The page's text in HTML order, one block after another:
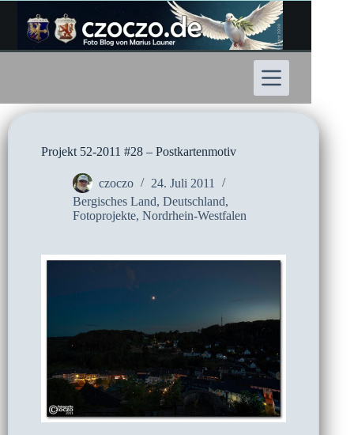
Inhalt
springen
Projekt 52-2011 #28 – Postkartenmotiv
czoczo
24. Juli 2011
Bergisches Land, Deutschland,
Fotoprojekte, Nordrhein-Westfalen